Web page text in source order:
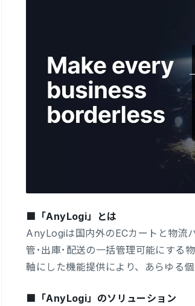
■「AnyLogi」とは
AnyLogiは国内外のECカートと物流
管･出庫･配送の一括管理可能にする
軸にした機能提供により、あらゆる
■「AnyLogi」のソリューション